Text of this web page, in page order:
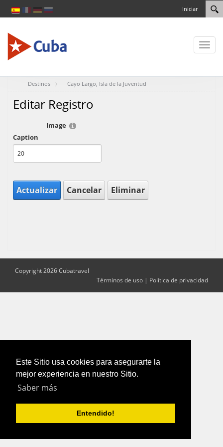
Este Sitio usa cookies para asegurarte la
mejor experiencia en nuestro Sitio.
Saber más
Entendido!
Iniciar
Toggle
Destinos Cayo Largo, Isla de la Juventud
Editar Registro
Image
Caption
Actualizar Cancelar Eliminar
Copyright 2026 Cubatravel
Términos de uso | Política de privacidad